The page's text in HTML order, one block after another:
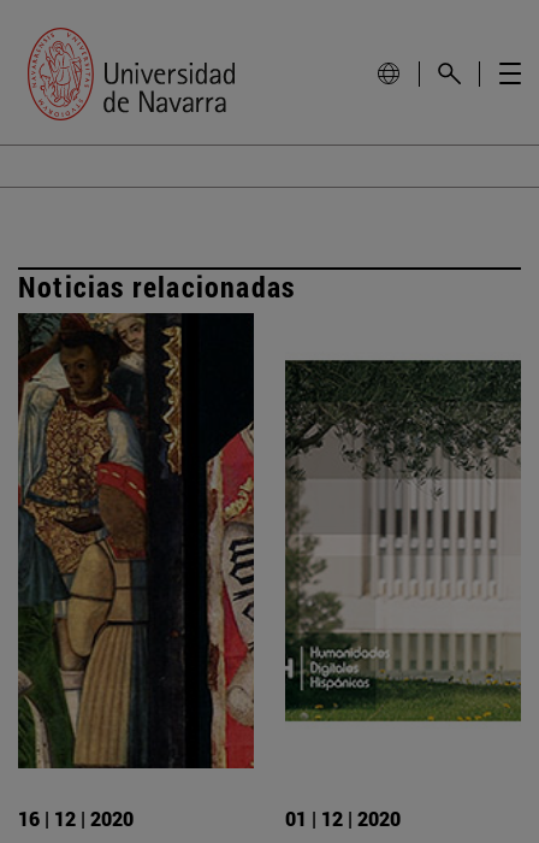
Noticias relacionadas
16 | 12 | 2020 01 | 12 | 2020